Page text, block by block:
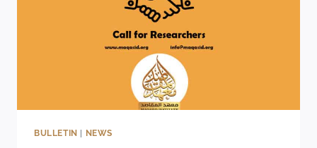
BULLETIN NEWS